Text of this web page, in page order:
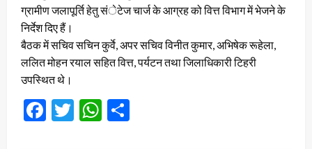
ग्रामीण जलापूर्ति हेतु संेटेज चार्ज के आग्रह को वित्त विभाग में भेजने के
निर्देश दिए हैं।
बैठक में सचिव सचिन कुर्वे, अपर सचिव विनीत कुमार, अभिषेक रूहेला,
ललित मोहन रयाल सहित वित्त, पर्यटन तथा जिलाधिकारी टिहरी
उपस्थित थे।
Facebook
TwitterWhatsApp